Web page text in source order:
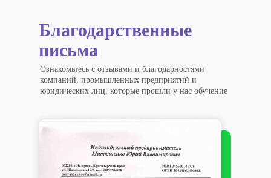
Благодарственные
письма
Ознакомьтесь с отзывами и благодарностями
компаний, промышленных предприятий и
юридических лиц, которые прошли у нас обучение